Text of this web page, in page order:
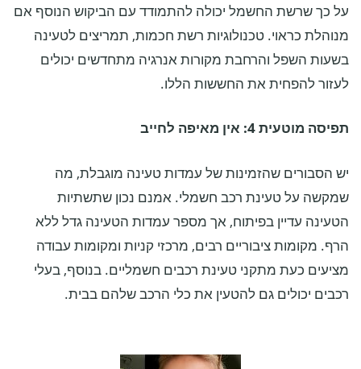
על כך שרשת החשמל יכולה להתמודד עם הביקוש הנוסף אם
מנוהלת כראוי. טכנולוגיות רשת חכמות, תמריצים לטעינה
בשעות השפל והרחבת מקורות אנרגיה מתחדשים יכולים
לעזור להפחית את החששות הללו.
תפיסה מוטעית 4: אין מאיפה לחייב
יש הסבורים שהזמינות של עמדות טעינה מוגבלת, מה
שמקשה על טעינת רכב חשמלי. אמנם נכון שתשתיות
הטעינה עדיין בפיתוח, אך מספר עמדות הטעינה גדל ללא
הרף. מקומות ציבוריים רבים, מרכזי קניות ומקומות עבודה
מציעים כעת מתקני טעינת רכבים חשמליים. בנוסף, בעלי
רכבים יכולים גם להטעין את כלי הרכב שלהם בבית.